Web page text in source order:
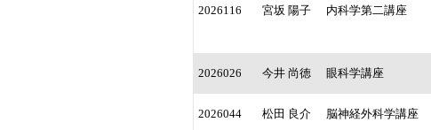
2026116 宮坂 陽子 内科学第二講座
2026026 今井 尚徳 眼科学講座
2026044 松田 良介 脳神経外科学講座